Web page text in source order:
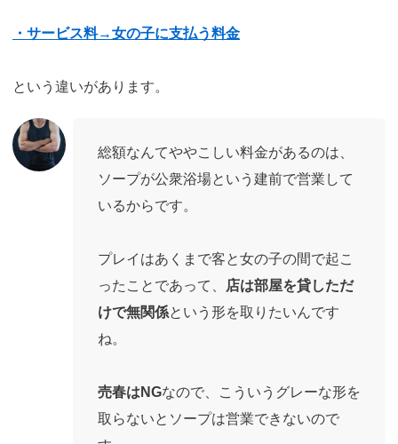
・サービス料→女の子に支払う料金
という違いがあります。
総額なんてややこしい料金があるのは、
ソープが公衆浴場という建前で営業して
いるからです。
プレイはあくまで客と女の子の間で起こ
ったことであって、
店は部屋を貸しただ
けで無関係という形を取りたいんです
ね。
売春はNGなので、こういうグレーな形を
取らないとソープは営業できないので